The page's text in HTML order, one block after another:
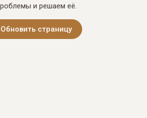
и решаем её.
Обновить страницу